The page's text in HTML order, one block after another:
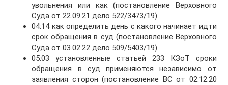
увольнения или как (постановление Верховного
Суда от 22.09.21 дело 522/3473/19)
04:14 как определить день с какого начинает идти
срок обращения в суд (постановление Верховного
Суда от 03.02.22 дело 509/5403/19)
05:03 установленные статьей 233 КЗоТ сроки
обращения в суд применяются независимо от
заявления сторон (постановление ВС от 02.12.20